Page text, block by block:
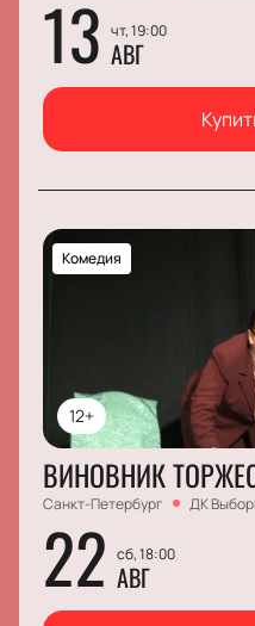
13 чт, 19:00
АВГ
12+
Комедия
ВИНОВНИК
Санкт-Петербург ДК
22 сб, 18:00
АВГ